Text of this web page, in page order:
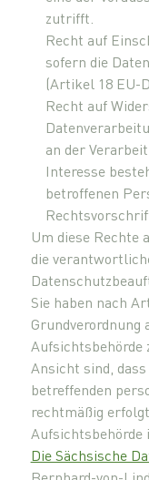
zutrifft.
Recht auf
sofern die
(Artikel 18 EU-
Recht auf
an der
Interesse
betroffenen
Um diese Rechte
die
Sie haben nach
Grundverordnung
Aufsichtsbehörde
Ansicht sind,
betreffenden
rechtmäßig erfolgt.
Aufsichtsbehörde
Die Sächsische